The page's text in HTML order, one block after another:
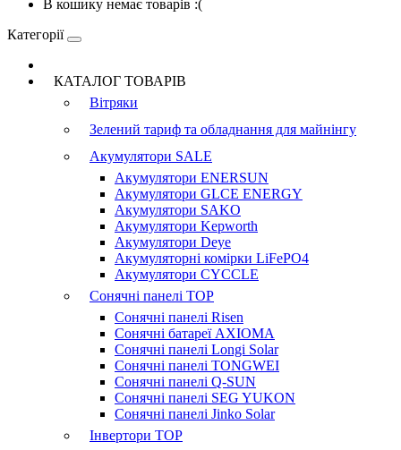
В кошику немає товарів :(
Категорії
КАТАЛОГ ТОВАРІВ
Вітряки
Зелений тариф та обладнання для майнінгу
Акумулятори SALE
Акумулятори ENERSUN
Акумулятори GLCE ENERGY
Акумулятори SAKO
Акумулятори Kepworth
Акумулятори Deye
Акумуляторні комірки LiFePO4
Акумулятори CYCCLE
Сонячні панелі TOP
Сонячні панелі Risen
Сонячні батареї AXIOMA
Сонячні панелі Longi Solar
Сонячні панелі TONGWEI
Сонячні панелі Q-SUN
Сонячні панелі SEG YUKON
Сонячні панелі Jinko Solar
Інвертори TOP